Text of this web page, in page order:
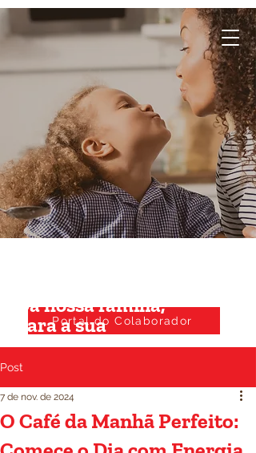
Portal do Colaborador
Da nossa família,
para a sua
Post
O Café da Manhã Perfeito:
7 de nov. de 2024